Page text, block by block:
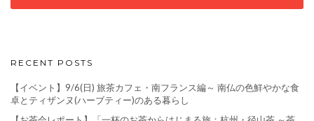
RECENT POSTS
【イベント】9/6(日) 旅茶カフェ・南フランス編～ 南仏の色鮮やかな食
卓とティザンヌ(ハーブティー)のある暮らし